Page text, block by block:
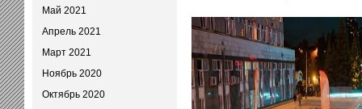
Май 2021
Апрель 2021
Март 2021
Ноябрь 2020
Октябрь 2020